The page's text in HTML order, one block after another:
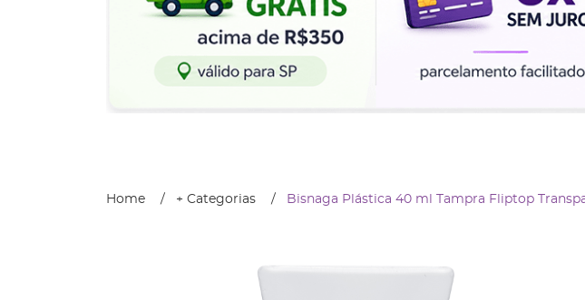
Home + Categorias Bisnaga Plástica 40 ml Tampra Fliptop